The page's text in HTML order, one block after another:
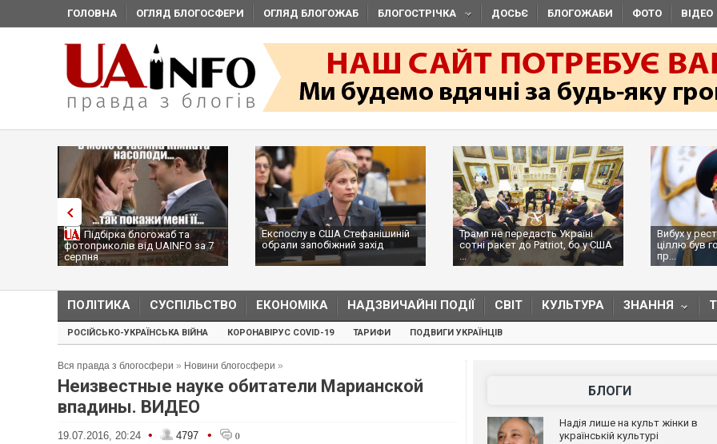
ГОЛОВНА ОГЛЯД БЛОГОСФЕРИ ОГЛЯД БЛОГОЖАБ БЛОГОСТРІЧКА ДОСЬЄ БЛОГОЖАБИ ФОТО ВІДЕО
Підбірка блогожаб та
фотоприколів від UAINFO за 7
серпня
Експослу в США Стефанішиній
обрали запобіжний захід
Трамп не передасть Україні
сотні ракет до Patriot, бо у США
...
Вибух у
ціллю був
пр...
ПОЛІТИКА СУСПІЛЬСТВО ЕКОНОМІКА НАДЗВИЧАЙНІ ПОДІЇ СВІТ КУЛЬТУРА ЗНАННЯ
РОСІЙСЬКО-УКРАЇНСЬКА ВІЙНА КОРОНАВІРУС COVID-19 ТАРИФИ ПОДВИГИ УКРАЇНЦІВ
Вся правда з блогосфери » Новини блогосфери »
Неизвестные науке обитатели Марианской
впадины. ВИДЕО
19.07.2016, 20:24 • 4797 • 0
БЛОГИ
Надія лише на культ жінки в
українській культурі